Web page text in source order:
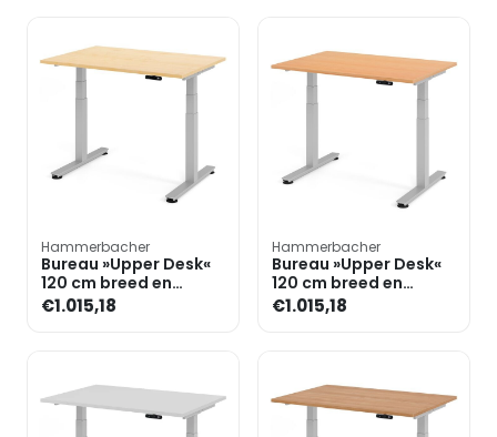
Hammerbacher
Bureau »Upper Desk«
120 cm breed en
elektrisch in hoogte
verstelbaar tot 128,5 c
€1.015,18
Hammerbacher
Bureau »Upper Desk«
120 cm breed en
elektrisch in hoogte
verstelbaar tot 128,5 c
€1.015,18